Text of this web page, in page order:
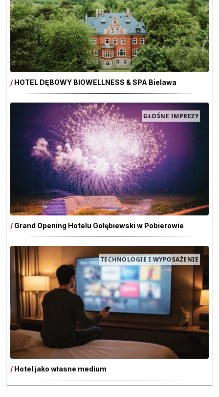
/ HOTEL DĘBOWY BIOWELLNESS & SPA Bielawa
GŁOŚNE IMPREZY
/ Grand Opening Hotelu Gołębiewski w Pobierowie
TECHNOLOGIE I WYPOSAŻENIE
/ Hotel jako własne medium